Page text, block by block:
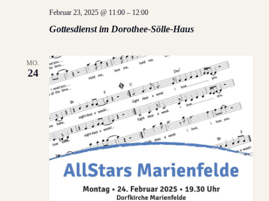
Gottesdienst im Dorothee-Sölle-Haus
Februar 23, 2025 @ 11:00– 12:00
MO.
24